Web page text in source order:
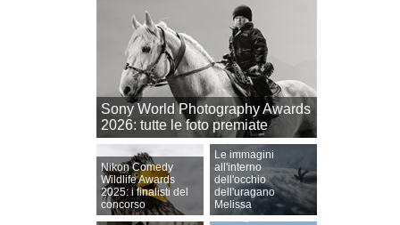
Sony World Photography Awards
2026: tutte le foto premiate
Nikon Comedy
Wildlife Awards
2025: i finalisti del
concorso
Le immagini
all'interno
dell'occhio
dell'uragano
Melissa